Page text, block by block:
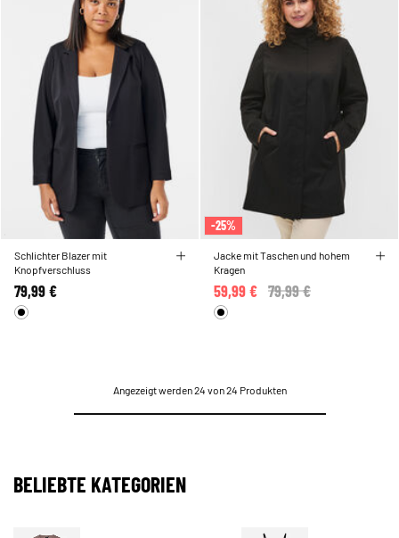
Schlichter Blazer mit
Knopfverschluss
79,99 €
-25%
Jacke mit Taschen und hohem
Kragen
Price reduced from
79,99 €
59,99 €
Angezeigt werden 24 von 24 Produkten
BELIEBTE KATEGORIEN